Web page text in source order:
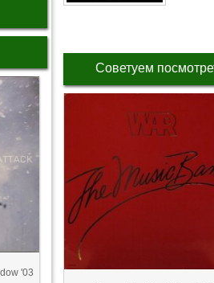
'03
Советуем